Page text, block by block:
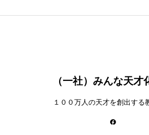
（一社）みんな天才
１００万人の天才を創出する